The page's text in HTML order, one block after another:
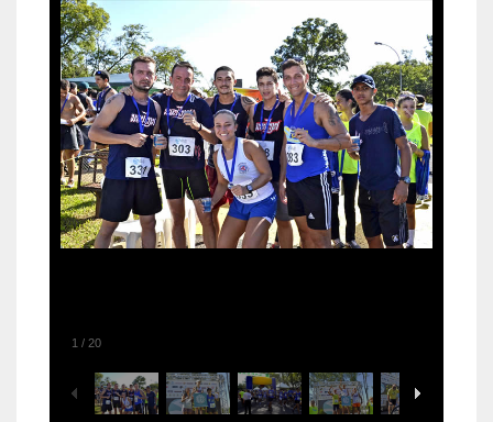
1 / 20